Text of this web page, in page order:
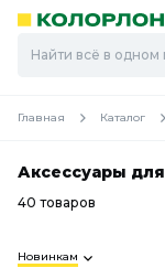
С
Ск
Главная Каталог
Аксессуары
40 товаров
Новинкам